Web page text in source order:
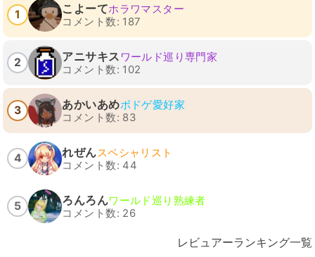
1 こよーてホラワマスター
コメント数: 187
2 アニサキス ワールド巡り専門家
コメント数: 102
3 あかいあめボドゲ愛好家
コメント数: 83
4 れぜんスペシャリスト
コメント数: 44
5 ろんろんワールド巡り熟練者
コメント数: 26
レビュアーランキング一覧